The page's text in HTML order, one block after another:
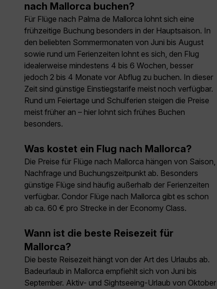
nach Mallorca buchen?
Für Flüge nach Palma de Mallorca lohnt sich eine
frühzeitige Buchung besonders in der Hauptsaison. In
den beliebten Sommermonaten von Juni bis August
sowie rund um Ferienzeiten lohnt es sich, den Flug
idealerweise mindestens 4 bis 6 Wochen, besser
jedoch 2 bis 4 Monate vor Abflug zu buchen. In dieser
Zeit sind günstige Einstiegstarife meist noch verfügbar.
Rund um Feiertage und Schulferien steigen die Preise
meist früher an – hier lohnt sich frühes Buchen
besonders.
Was kostet ein Flug nach Mallorca?
Die Preise für Flüge nach Mallorca hängen von Saison,
Nachfrage und Buchungszeitpunkt ab. Besonders
günstige Flüge sind häufig außerhalb der Ferienzeiten
verfügbar. Condor Flüge nach Mallorca gibt es schon
ab ca. 60 € pro Strecke in der Economy Class.
Wann ist die beste Reisezeit für
Mallorca?
Die beste Reisezeit hängt von der Art des Urlaubs ab.
Badeurlaub in Mallorca empfiehlt sich von Juni bis
September. Aktiv- und Sightseeing-Urlaub von Oktober